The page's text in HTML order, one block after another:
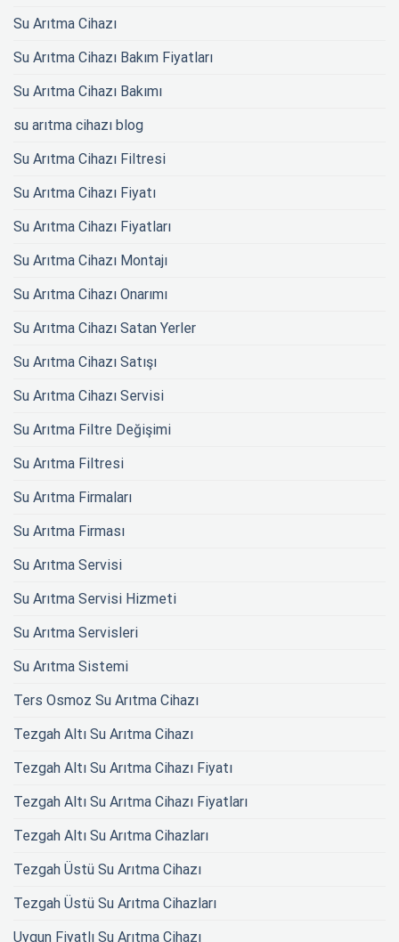
Su Arıtma Cihazı
Su Arıtma Cihazı Bakım Fiyatları
Su Arıtma Cihazı Bakımı
su arıtma cihazı blog
Su Arıtma Cihazı Filtresi
Su Arıtma Cihazı Fiyatı
Su Arıtma Cihazı Fiyatları
Su Arıtma Cihazı Montajı
Su Arıtma Cihazı Onarımı
Su Arıtma Cihazı Satan Yerler
Su Arıtma Cihazı Satışı
Su Arıtma Cihazı Servisi
Su Arıtma Filtre Değişimi
Su Arıtma Filtresi
Su Arıtma Firmaları
Su Arıtma Firması
Su Arıtma Servisi
Su Arıtma Servisi Hizmeti
Su Arıtma Servisleri
Su Arıtma Sistemi
Ters Osmoz Su Arıtma Cihazı
Tezgah Altı Su Arıtma Cihazı
Tezgah Altı Su Arıtma Cihazı Fiyatı
Tezgah Altı Su Arıtma Cihazı Fiyatları
Tezgah Altı Su Arıtma Cihazları
Tezgah Üstü Su Arıtma Cihazı
Tezgah Üstü Su Arıtma Cihazları
Uygun Fiyatlı Su Arıtma Cihazı